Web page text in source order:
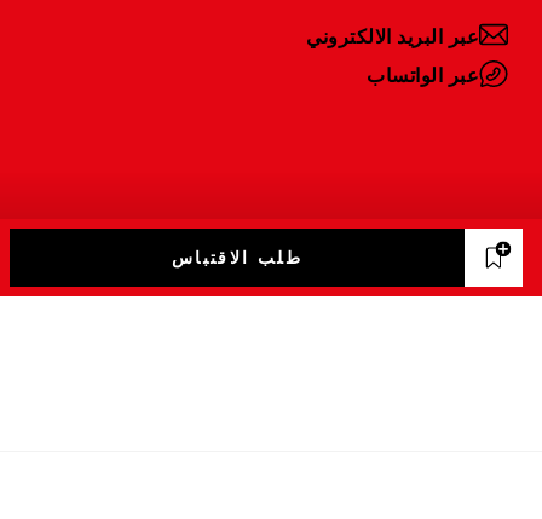
عبر البريد الالكتروني
عبر الواتساب
طلب الاقتباس